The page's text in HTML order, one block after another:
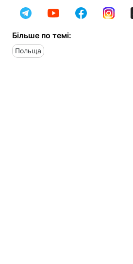
Більше по темі:
Польща